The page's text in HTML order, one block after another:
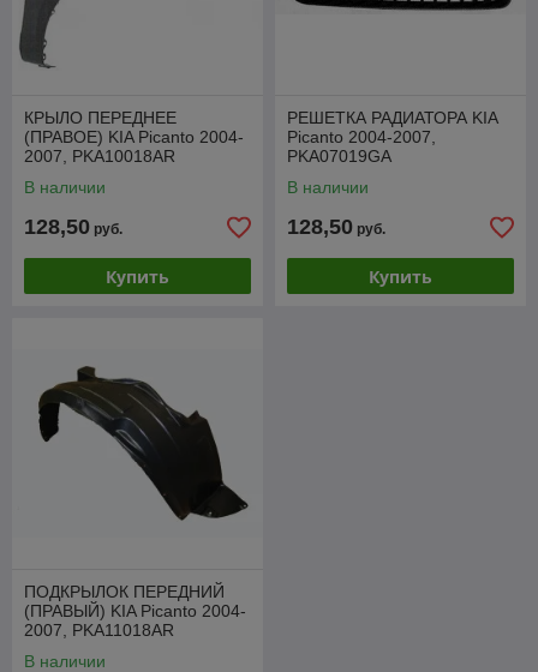
КРЫЛО ПЕРЕДНЕЕ
(ПРАВОЕ) KIA Picanto 2004-
2007, PKA10018AR
В наличии
128,50 руб.
Купить
РЕШЕТКА РАДИАТОРА KIA
Picanto 2004-2007,
PKA07019GA
В наличии
128,50 руб.
Купить
ПОДКРЫЛОК ПЕРЕДНИЙ
(ПРАВЫЙ) KIA Picanto 2004-
2007, PKA11018AR
В наличии